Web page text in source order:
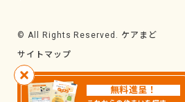
無料進呈！
© All Rights Reserved. ケアまど
サイトマップ